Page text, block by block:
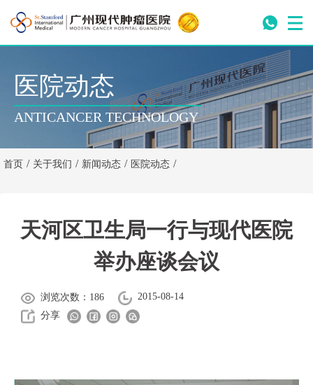
医院动态
ANTICANCER TECHNOLOGY
首页 / 关于我们 / 新闻动态 / 医院动态 /
天河区卫生局一行与现代医院
举办座谈会议
浏览次数：186
2015-08-14
分享